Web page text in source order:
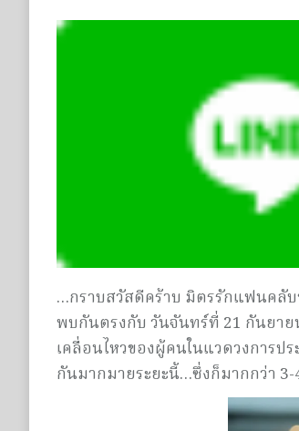
…กราบสวัสดีคร้าบ มิตรรักแฟนคลับ
พบกันตรงกับ วันจันทร์ที่ 21 กันยา
เคลื่อนไหวของผู้คนในแวดวงการป
กันมากมายระยะนี้…ซึ่งก็มากกว่า